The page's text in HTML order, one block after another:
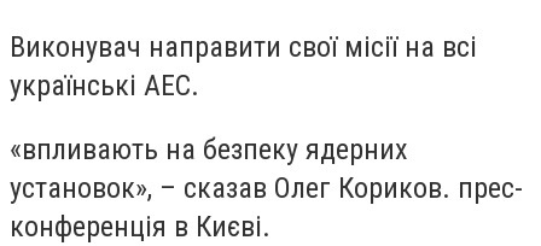
Виконувач направити свої місії на всі
українські АЕС.
«впливають на безпеку ядерних
установок», – сказав Олег Кориков. прес-
конференція в Києві.